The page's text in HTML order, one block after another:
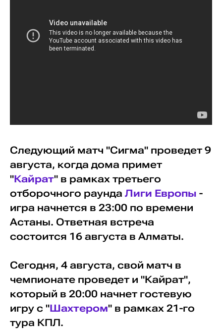
Следующий матч "Сигма" проведет 9
августа, когда дома примет
"Кайрат" в рамках третьего
отборочного раунда Лиги Европы -
игра начнется в 23:00 по времени
Астаны. Ответная встреча
состоится 16 августа в Алматы.
Сегодня, 4 августа, свой матч в
чемпионате проведет и "Кайрат",
который в 20:00 начнет гостевую
игру с "Шахтером" в рамках 21-го
тура КПЛ.